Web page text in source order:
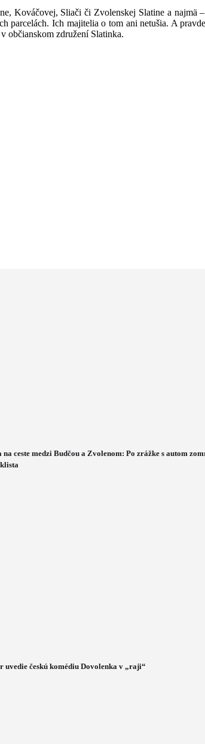
Kováčovej, Sliači či Zvolenskej Slatine a najmä
Ich majitelia o tom ani netušia. A
občianskom združení Slatinka.
na ceste medzi Budčou a Zvolenom: Po zrážke s autom
uvedie českú komédiu Dovolenka v „raji“